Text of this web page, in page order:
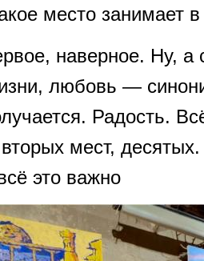
место занимает
наверное. Ну, а
любовь —
Радость.
мест,
это важно